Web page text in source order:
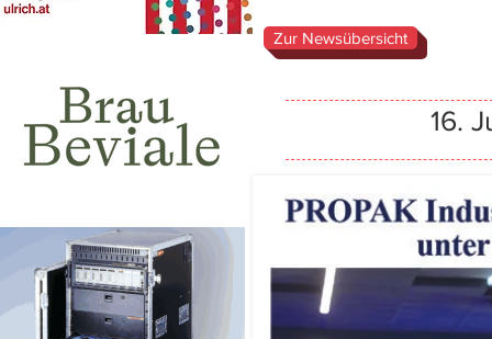
Zur Newsübersicht
16.